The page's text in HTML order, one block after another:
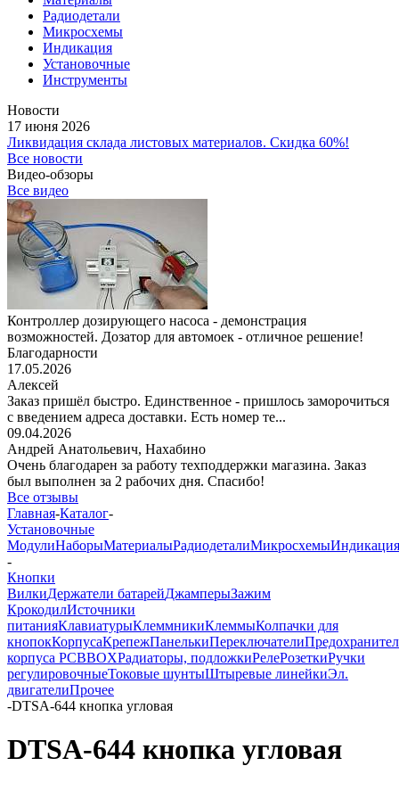
Радиодетали
Микросхемы
Индикация
Установочные
Инструменты
Новости
17 июня 2026
Ликвидация склада листовых материалов. Скидка 60%!
Все новости
Видео-обзоры
Все видео
Контроллер дозирующего насоса - демонстрация
возможностей. Дозатор для автомоек - отличное решение!
Благодарности
17.05.2026
Алексей
Заказ пришёл быстро. Единственное - пришлось заморочиться
с введением адреса доставки. Есть номер те...
09.04.2026
Андрей Анатольевич, Нахабино
Очень благодарен за работу техподдержки магазина. Заказ
был выполнен за 2 рабочих дня. Спасибо!
Все отзывы
Главная-Каталог-
Установочные
МодулиНаборыМатериалыРадиодеталиМикросхемыИндикация
-
Кнопки
ВилкиДержатели батарейДжамперыЗажим
КрокодилИсточники
питанияКлавиатурыКлеммникиКлеммыКолпачки для
кнопокКорпусаКрепежПанелькиПереключатели
корпуса PCBBOXРадиаторы, подложкиРелеРозеткиРучки
регулировочныеТоковые шунтыШтыревые линейкиЭл.
двигателиПрочее
-DTSA-644 кнопка угловая
DTSA-644 кнопка угловая